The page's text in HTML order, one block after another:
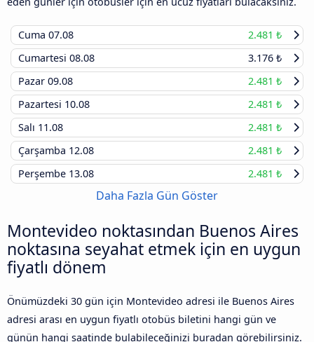
Cuma 07.08
2.481 ₺
Cumartesi 08.08
3.176 ₺
Pazar 09.08
2.481 ₺
Pazartesi 10.08
2.481 ₺
Salı 11.08
2.481 ₺
Çarşamba 12.08
2.481 ₺
Perşembe 13.08 2.481 ₺
Daha Fazla Gün Göster
Montevideo noktasından Buenos Aires
noktasına seyahat etmek için en uygun
fiyatlı dönem
Önümüzdeki 30 gün için Montevideo adresi ile Buenos Aires
adresi arası en uygun fiyatlı otobüs biletini hangi gün ve
günün hangi saatinde bulabileceğinizi buradan görebilirsiniz.